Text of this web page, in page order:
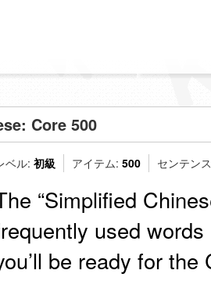
Core 500
ベル: 初級 アイテム: 500 センテン
“Simplified
used
be ready for